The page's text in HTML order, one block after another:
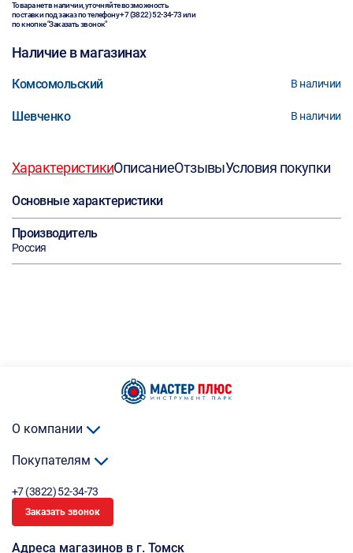
Товара нет в наличии, уточняйте возможность
поставки под заказ по телефону+7 (3822) 52-34-73или
по кнопке "Заказать звонок"
Наличие в магазинах
Комсомольский В наличии
Шевченко В наличии
ХарактеристикиОписаниеОтзывыУсловия покупки
Основные характеристики
Производитель
Россия
О компании
Покупателям
+7 (3822) 52-34-73
Заказать звонок
Адреса магазинов в г. Томск